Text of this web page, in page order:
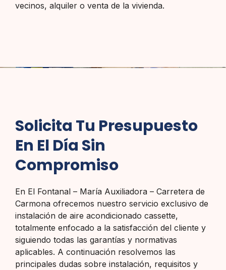
vecinos, alquiler o venta de la vivienda.
Solicita Tu Presupuesto
En El Día Sin
Compromiso
En El Fontanal – María Auxiliadora – Carretera de
Carmona ofrecemos nuestro servicio exclusivo de
instalación de aire acondicionado cassette,
totalmente enfocado a la satisfacción del cliente y
siguiendo todas las garantías y normativas
aplicables. A continuación resolvemos las
principales dudas sobre instalación, requisitos y